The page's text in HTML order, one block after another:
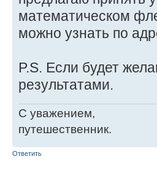
математическом
можно узнать по
P.S. Если будет
результатами.
С уважением,
путешественник.
Ответить